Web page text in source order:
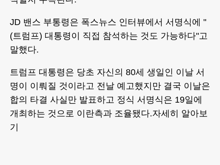
JD 밴스 부통령은 폭스뉴스 인터뷰에서 서명식에 "
(트럼프) 대통령이 직접 참석하는 것도 가능하다"고
말했다.
트럼프 대통령은 당초 자신의 80세 생일인 이날 서
명이 이뤄질 것이라고 전날 예고했지만 결국 이날은
합의 타결 사실만 발표하고 정식 서명식은 19일에
개최하는 것으로 이란측과 조율됐다.자세히 알아보
기